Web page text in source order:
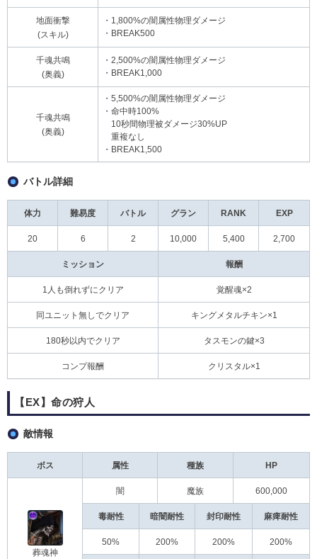
地面衝撃
(スキル)
・1,800%の闇属性物理ダメージ
・BREAK500
千魂共鳴
(奥義)
・2,500%の闇属性物理ダメージ
・BREAK1,000
千魂共鳴
(奥義)
・5,500%の闇属性物理ダメージ
・命中時100%
10秒間物理被ダメージ30%UP
重複なし
・BREAK1,500
バトル詳細
体力 難易度 バトル グラン RANK EXP
20 6 2 10,000 5,400 2,700
ミッション 報酬
1人も倒れずにクリア 覚醒魂×2
同ユニット無しでクリア キングメタルチキン×1
180秒以内でクリア タスモンの鍵×3
コンプ報酬 クリスタル×1
【EX】命の狩人
敵情報
ボス 属性 種族 HP
葬魂神
闇 魔族 600,000
毒耐性 暗闇耐性 封印耐性 麻痺耐性
50% 200% 200% 200%